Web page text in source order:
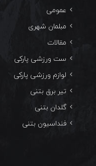
عمومی
مبلمان شهری
مقالات
ست ورزشی پارکی
لوازم ورزشی پارکی
تیر برق بتنی
گلدان بتنی
فنداسیون بتنی